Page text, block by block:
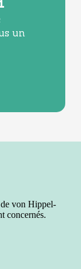
un
de von Hippel-
concernés.